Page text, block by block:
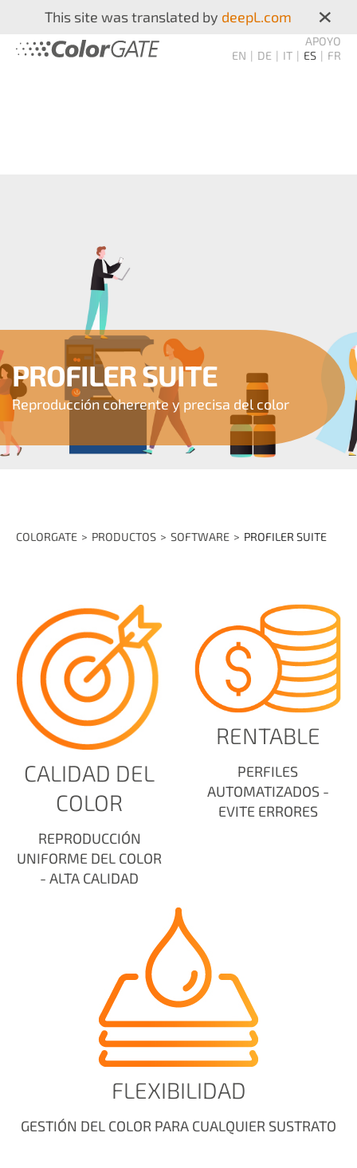
This site was translated by deepL.com ×
APOYO
EN
DE IT ES FR
PROFILER SUITE
Reproducción coherente y precisa del color
COLORGATE PRODUCTOS SOFTWARE PROFILER SUITE
CALIDAD DEL
COLOR
REPRODUCCIÓN
UNIFORME DEL COLOR
- ALTA CALIDAD
RENTABLE
PERFILES
AUTOMATIZADOS -
EVITE ERRORES
FLEXIBILIDAD
GESTIÓN DEL COLOR PARA CUALQUIER SUSTRATO